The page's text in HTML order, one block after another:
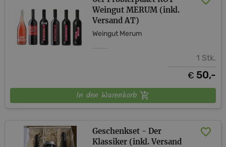
Weingut MERUM (inkl.
Versand AT)
Weingut Merum
1 Stk.
€ 50,-
In den Warenkorb
Geschenkset - Der
Klassiker (inkl. Versand